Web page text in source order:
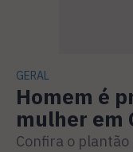
GERAL
Homem é
mulher em
Confira o